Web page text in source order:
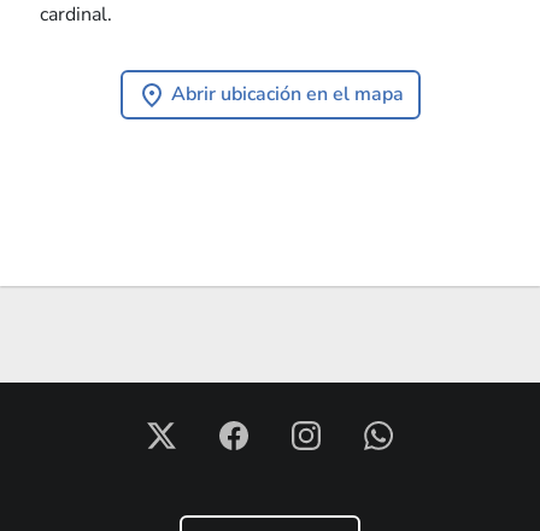
cardinal.
Abrir ubicación en el mapa